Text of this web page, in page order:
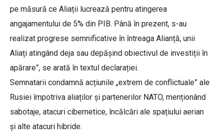
pe măsură ce Aliații lucrează pentru atingerea
angajamentului de 5% din PIB. Până în prezent, s-au
realizat progrese semnificative în întreaga Alianță, unii
Aliați atingând deja sau depășind obiectivul de investiții în
apărare”, se arată în textul declarației.
Semnatarii condamnă acțiunile „extrem de conflictuale” ale
Rusiei împotriva aliaților și partenerilor NATO, menționând
sabotaje, atacuri cibernetice, încălcări ale spațiului aerian
și alte atacuri hibride.